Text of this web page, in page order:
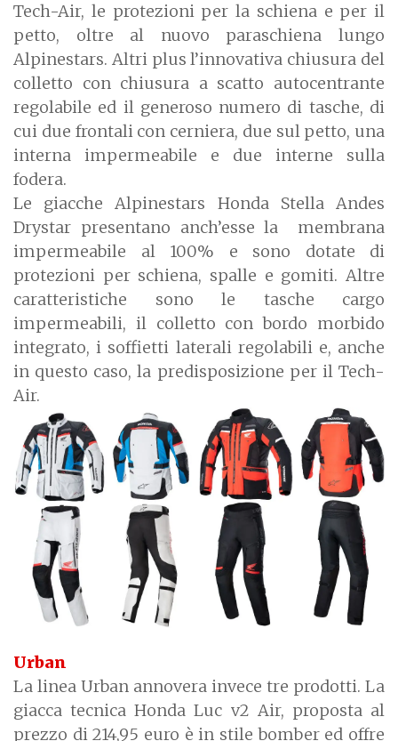
Tech-Air, le protezioni per la schiena e per il
petto, oltre al nuovo paraschiena lungo
Alpinestars. Altri plus l’innovativa chiusura del
colletto con chiusura a scatto autocentrante
regolabile ed il generoso numero di tasche, di
cui due frontali con cerniera, due sul petto, una
interna impermeabile e due interne sulla
fodera.
Le giacche Alpinestars Honda Stella Andes
Drystar presentano anch’esse la membrana
impermeabile al 100% e sono dotate di
protezioni per schiena, spalle e gomiti. Altre
caratteristiche sono le tasche cargo
impermeabili, il colletto con bordo morbido
integrato, i soffietti laterali regolabili e, anche
in questo caso, la predisposizione per il Tech-
Air.
Urban
La linea Urban annovera invece tre prodotti. La
giacca tecnica Honda Luc v2 Air, proposta al
prezzo di 214,95 euro è in stile bomber ed offre